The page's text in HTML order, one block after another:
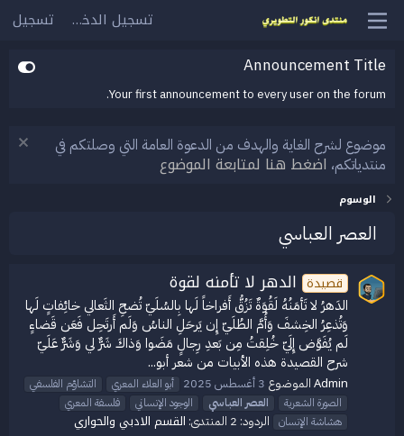
تسجيل الدخول تسجيل
Announcement Title
Your first announcement to every user on the forum.
موضوع لشرح الغاية والهدف من الدعوة العامة التي وصلتكم في
منتدياتكم، اضغط هنا لمتابعة الموضوع
الوسوم
العصر العباسي
قصيدة الدهر لا تأمنه لقوة
الدَهرُ لا تَأمَنُهُ لَقُوَةٌ تَزُقُّ أَفراخاً لَها بِالسُلَيّ تُضحِ الثَعالي خائِفاتٍ لَها
وَتُذعِرُ الخِشفَ وَأُمَّ الطُلَيّ إِن يَرحَلِ الناسُ وَلَم أَرتَحِل فَعَن قَضاءٍ
لَم يُفَوَّض إِلَيّ خُلِقتُ مِن بَعدِ رِجالٍ مَضَوا وَذاكَ شَرٌّ لي وَشَرٌّ عَلَيّ
شرح القصيدة هذه الأبيات من شعر أبو...
Admin الموضوع 3 أغسطس 2025 أبو العلاء المعري
التشاؤم الفلسفي
الصورة الشعرية
العصر العباسي الوجود الإنساني
فلسفة المعري
هشاشة الإنسان
الردود: 2 المنتدى: القسم الادبي والحواري